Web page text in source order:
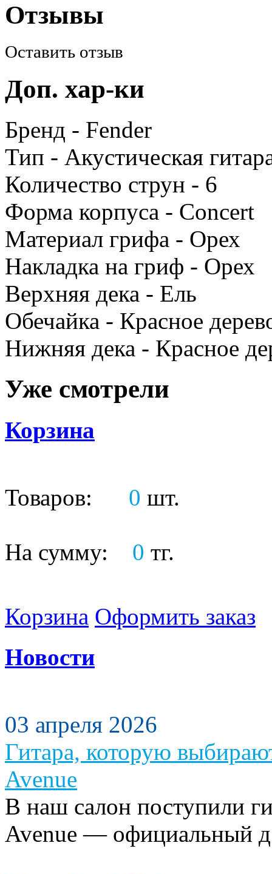
Отзывы
Оставить отзыв
Доп. хар-ки
Бренд - Fender
Тип - Акустическая
Количество струн - 6
Форма корпуса - Concert
Материал грифа - Орех
Накладка на гриф - Орех
Верхняя дека - Ель
Обечайка - Красное
Нижняя дека - Красное
Уже смотрели
Корзина
Товаров: 0 шт.
На сумму: 0 тг.
Корзина Оформить заказ
Новости
03 апреля 2026
Гитара, которую
Avenue
В наш салон поступили
Avenue — официальный